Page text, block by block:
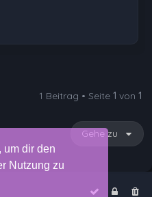
um dir den
Nutzung zu
1 Beitrag • Seite 1 von 1
Gehe zu